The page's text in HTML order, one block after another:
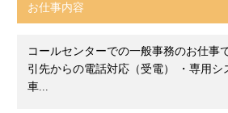
お仕事内容
コールセンターでの一般事務のお仕事
引先からの電話対応（受電） ・専用シ
車...